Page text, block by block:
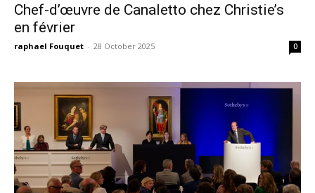
Chef-d’œuvre de Canaletto chez Christie’s
en février
raphael Fouquet - 28 October 2025 0